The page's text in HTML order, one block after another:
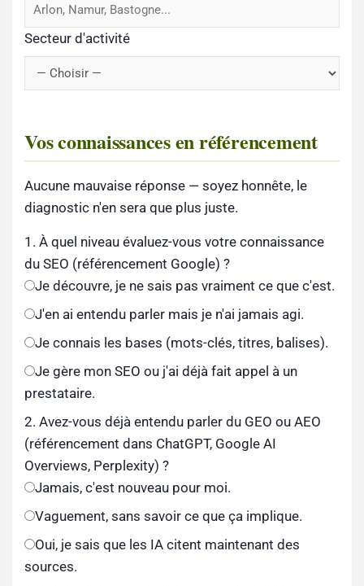
Secteur d'activité
Vos connaissances en référencement
Aucune mauvaise réponse — soyez honnête, le
diagnostic n'en sera que plus juste.
1. À quel niveau évaluez-vous votre connaissance
du SEO (référencement Google) ?
Je découvre, je ne sais pas vraiment ce que c'est.
J'en ai entendu parler mais je n'ai jamais agi.
Je connais les bases (mots-clés, titres, balises).
Je gère mon SEO ou j'ai déjà fait appel à un
prestataire.
2. Avez-vous déjà entendu parler du GEO ou AEO
(référencement dans ChatGPT, Google AI
Overviews, Perplexity) ?
Jamais, c'est nouveau pour moi.
Vaguement, sans savoir ce que ça implique.
Oui, je sais que les IA citent maintenant des
sources.